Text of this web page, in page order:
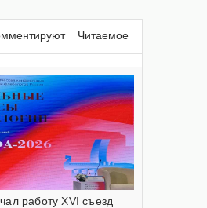
Читаемое
работу XVI съезд